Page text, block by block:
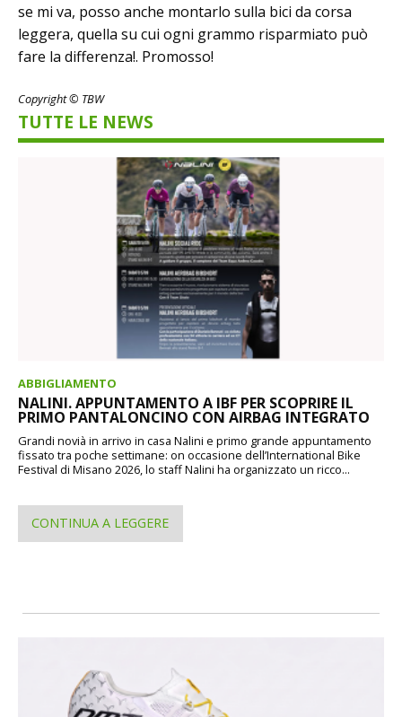
se mi va, posso anche montarlo sulla bici da corsa
leggera, quella su cui ogni grammo risparmiato può
fare la differenza!. Promosso!
Copyright © TBW
TUTTE LE NEWS
ABBIGLIAMENTO
NALINI. APPUNTAMENTO A IBF PER SCOPRIRE IL
PRIMO PANTALONCINO CON AIRBAG INTEGRATO
Grandi novià in arrivo in casa Nalini e primo grande appuntamento
fissato tra poche settimane: on occasione dell’International Bike
Festival di Misano 2026, lo staff Nalini ha organizzato un ricco...
CONTINUA A LEGGERE